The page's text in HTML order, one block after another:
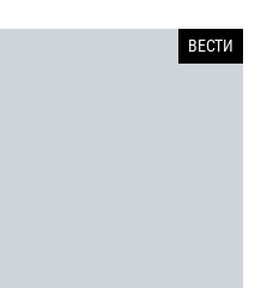
ВЕСТИ